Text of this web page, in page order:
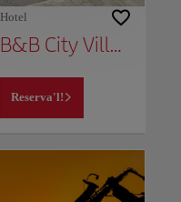
Hotel
B&B City Villa The Garden
Reserva'l!